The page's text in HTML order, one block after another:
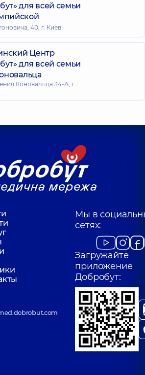
для всей семьи
40, г. Киев
Центр
для всей семьи
Коновальца 34-А, г.
Мы в
сетях:
Загружайте
приложение
Добробут: